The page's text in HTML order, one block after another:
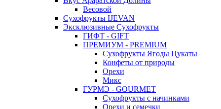
Весовой
Сухофрукты IJEVAN
Эксклюзивные Сухофрукты
ГИФТ - GIFT
ПРЕМИУМ - PREMIUM
Сухофрукты Ягоды Цукаты
Конфеты от природы
Орехи
Микс
ГУРМЭ - GOURMET
Сухофрукты с начинками
Орехи и семечки